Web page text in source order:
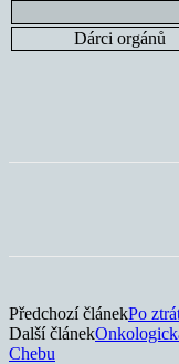
Dárci orgánů
Předchozí článekPo
Další článek
Chebu